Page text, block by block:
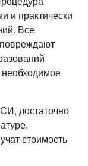
и практически
Все
достаточно
стоимость